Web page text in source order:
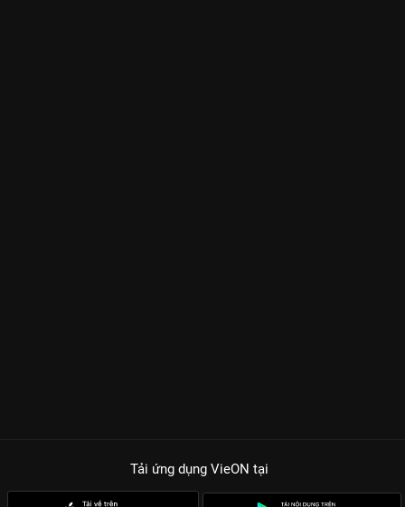
Tải ứng dụng VieON tại